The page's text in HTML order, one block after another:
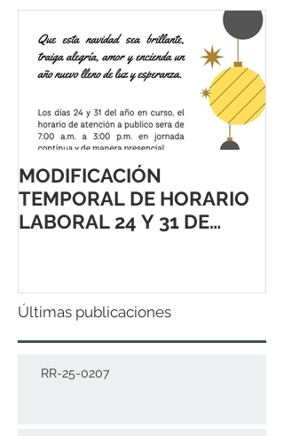
MODIFICACIÓN
TEMPORAL DE HORARIO
LABORAL 24 Y 31 DE
Últimas publicaciones
RR-25-0207